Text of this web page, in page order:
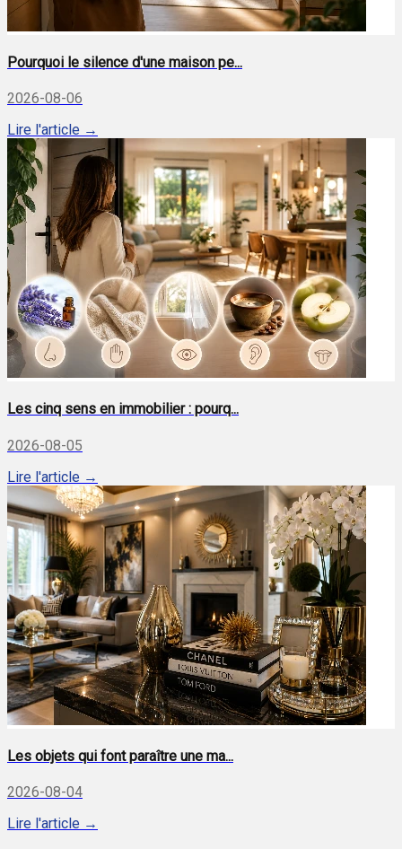
Pourquoi le silence d'une maison pe...
2026-08-06
Lire l'article →
Les cinq sens en immobilier : pourq...
2026-08-05
Lire l'article →
Les objets qui font paraître une ma...
2026-08-04
Lire l'article →